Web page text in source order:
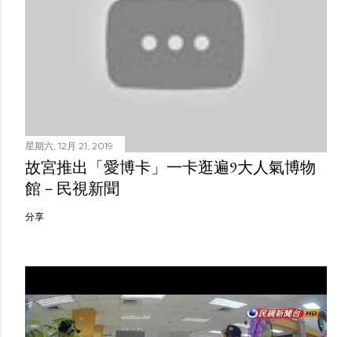
星期六, 12月 21, 2019
故宮推出「愛博卡」一卡逛遍9大人氣博物
館－民視新聞
分享